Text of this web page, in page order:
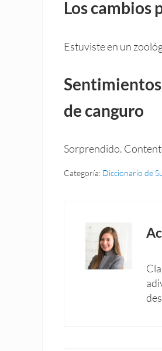
Los cambios
Estuviste en un
de canguro
Sorprendido.
Categoría: Diccionario de